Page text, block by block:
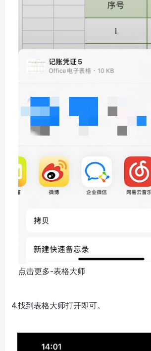
点击更多-表格大师
4.找到表格大师打开即可。